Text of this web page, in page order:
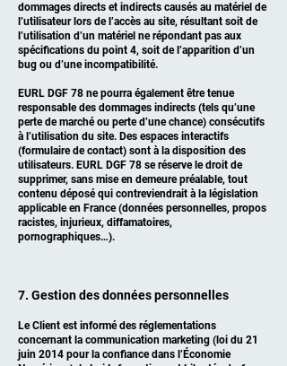
dommages directs et indirects causés au matériel de
l’utilisateur lors de l’accès au site, résultant soit de
l’utilisation d’un matériel ne répondant pas aux
spécifications du point 4, soit de l’apparition d’un
bug ou d’une incompatibilité.
EURL DGF 78 ne pourra également être tenue
responsable des dommages indirects (tels qu’une
perte de marché ou perte d’une chance) consécutifs
à l’utilisation du site. Des espaces interactifs
(formulaire de contact) sont à la disposition des
utilisateurs. EURL DGF 78 se réserve le droit de
supprimer, sans mise en demeure préalable, tout
contenu déposé qui contreviendrait à la législation
applicable en France (données personnelles, propos
racistes, injurieux, diffamatoires,
pornographiques…).
7. Gestion des données personnelles
Le Client est informé des réglementations
concernant la communication marketing (loi du 21
juin 2014 pour la confiance dans l’Économie